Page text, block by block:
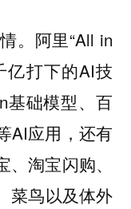
。阿里“All in
亿打下的AI技
基础模型、百
AI应用，还有
淘宝闪购、
菜鸟以及体外